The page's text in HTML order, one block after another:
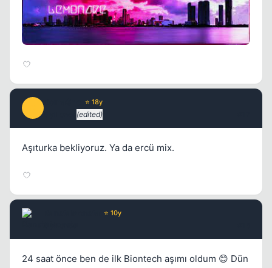
⭐ 18y
(edited)
Aşıturka bekliyoruz. Ya da ercü mix.
⭐ 10y
24 saat önce ben de ilk Biontech aşımı oldum 😊 Dün